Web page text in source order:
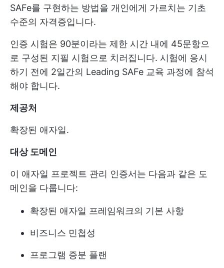
SAFe를 구현하는 방법을 개인에게 가르치는 기초
수준의 자격증입니다.
인증 시험은 90분이라는 제한 시간 내에 45문항으
로 구성된 지필 시험으로 치러집니다. 시험에 응시
하기 전에 2일간의 Leading SAFe 교육 과정에 참석
해야 합니다.
제공처
확장된 애자일.
대상 도메인
이 애자일 프로젝트 관리 인증서는 다음과 같은 도
메인을 다룹니다:
확장된 애자일 프레임워크의 기본 사항
비즈니스 민첩성
프로그램 증분 플랜